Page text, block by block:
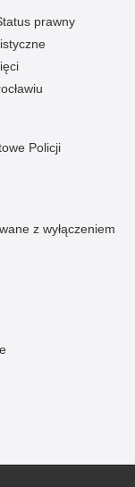
prawny
Policji
z wyłączeniem